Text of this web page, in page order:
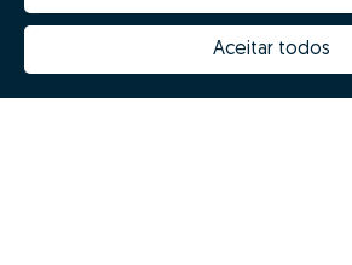
Aceitar todos